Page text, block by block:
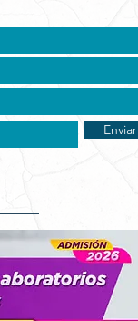
Enviar